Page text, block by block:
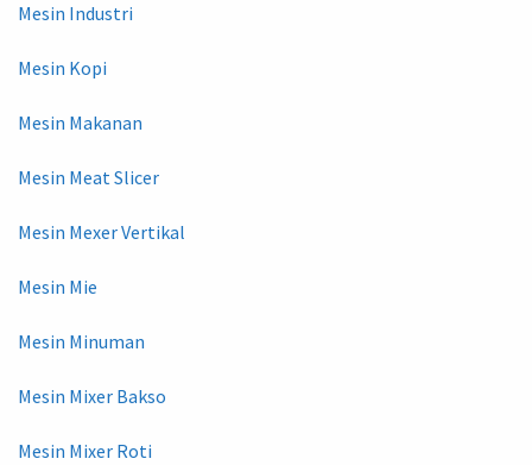
Mesin Industri
Mesin Kopi
Mesin Makanan
Mesin Meat Slicer
Mesin Mexer Vertikal
Mesin Mie
Mesin Minuman
Mesin Mixer Bakso
Mesin Mixer Roti